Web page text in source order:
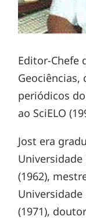
Editor-Chefe
Geociências,
periódicos
ao SciELO
Jost era
Universidade
(1962),
Universidade
(1971),